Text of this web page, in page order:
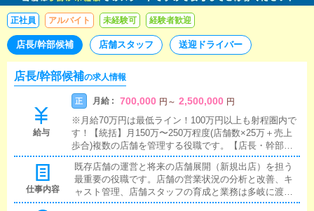
正社員 アルバイト 未経験可 経験者歓迎
店長/幹部候補 店舗スタッフ 送迎ドライバー
店長/幹部候補の求人情報
給与
正 月給 : 700,000 円 ～ 2,500,000 円
※月給70万円は最低ライン！100万円以上も射程圏内で
す！【統括】月150万〜250万程度(店舗数×25万＋売上
歩合)複数の店舗を管理する役職です。【店長・幹部候
補】月70万〜120万程度(月給40万＋各種手当＋売上歩
合)既存店舗の運営と将来の店舗展開を担う最重要の役
職です。店舗の営業状況の分析と改善、キャスト管理、
店舗スタッフの育成と業務は多岐に渡ります。それらの
仕事内容
既存店舗の運営と将来の店舗展開（新規出店）を担う
最重要の役職です。店舗の営業状況の分析と改善、キ
ャスト管理、店舗スタッフの育成と業務は多岐に渡り
ます。それらの業務をこなしながら、様々な考えを持